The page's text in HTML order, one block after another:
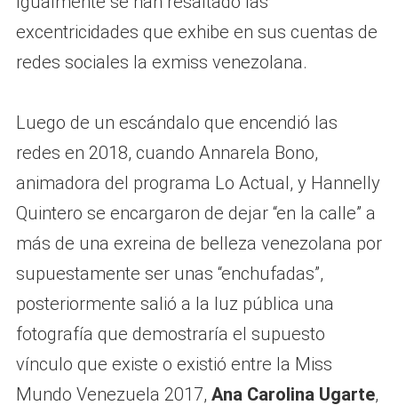
excentricidades que exhibe en sus cuentas de
redes sociales la exmiss venezolana.
Luego de un escándalo que encendió las
redes en 2018, cuando Annarela Bono,
animadora del programa Lo Actual, y Hannelly
Quintero se encargaron de dejar “en la calle” a
más de una exreina de belleza venezolana por
supuestamente ser unas “enchufadas”,
posteriormente salió a la luz pública una
fotografía que demostraría el supuesto
vínculo que existe o existió entre la Miss
Mundo Venezuela 2017, Ana Carolina Ugarte,